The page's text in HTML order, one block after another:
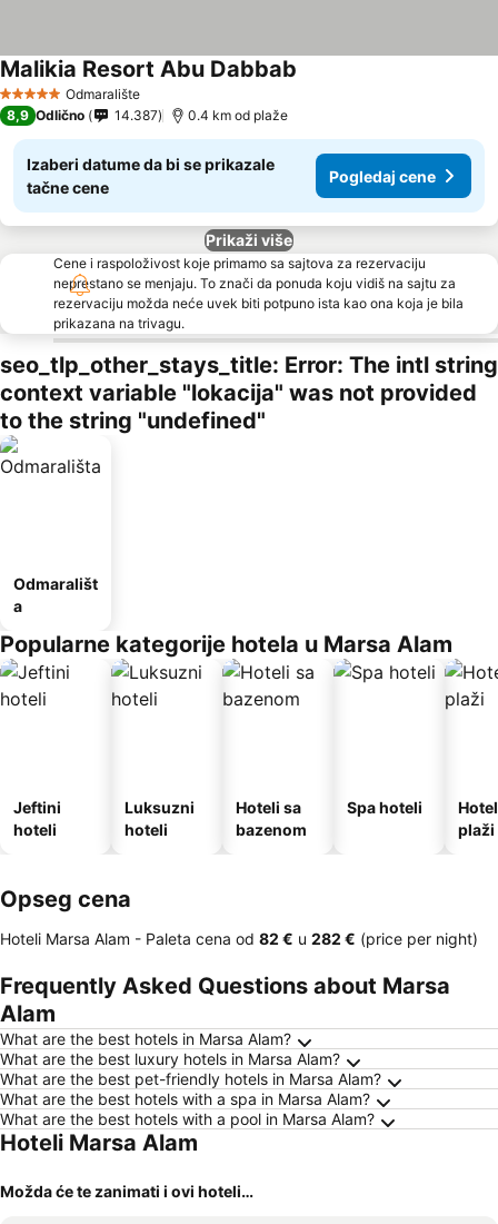
5 ZvezdiceOdmaralište
Malikia Resort Abu Dabbab
8,9 Odlično 14.387 0.4 km od plaže
Izaberi datume da bi se prikazale
tačne cene
Pogledaj cene
Prikaži više
Cene i raspoloživost koje primamo sa sajtova za rezervaciju
neprestano se menjaju. To znači da ponuda koju vidiš na sajtu za
rezervaciju možda neće uvek biti potpuno ista kao ona koja je bila
prikazana na trivagu.
seo_tlp_other_stays_title: Error: The intl string
context variable "lokacija" was not provided
to the string "undefined"
Odmarališt
a
Popularne kategorije hotela u Marsa Alam
Jeftini
hoteli
Luksuzni
hoteli
Hoteli sa
bazenom
Spa hoteli
plaži
Opseg cena
Hoteli Marsa Alam - Paleta cena od ‎82 € u ‎282 € (price per night)
Frequently Asked Questions about Marsa
Alam
What are the best hotels in Marsa Alam?
What are the best luxury hotels in Marsa Alam?
What are the best pet-friendly hotels in Marsa Alam?
What are the best hotels with a spa in Marsa Alam?
What are the best hotels with a pool in Marsa Alam?
Hoteli Marsa Alam
Možda će te zanimati i ovi hoteli…